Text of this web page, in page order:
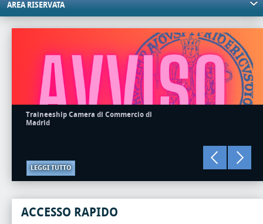
AREA RISERVATA
Traineeship Camera di Commercio di
Madrid
LEGGI TUTTO
ACCESSO RAPIDO